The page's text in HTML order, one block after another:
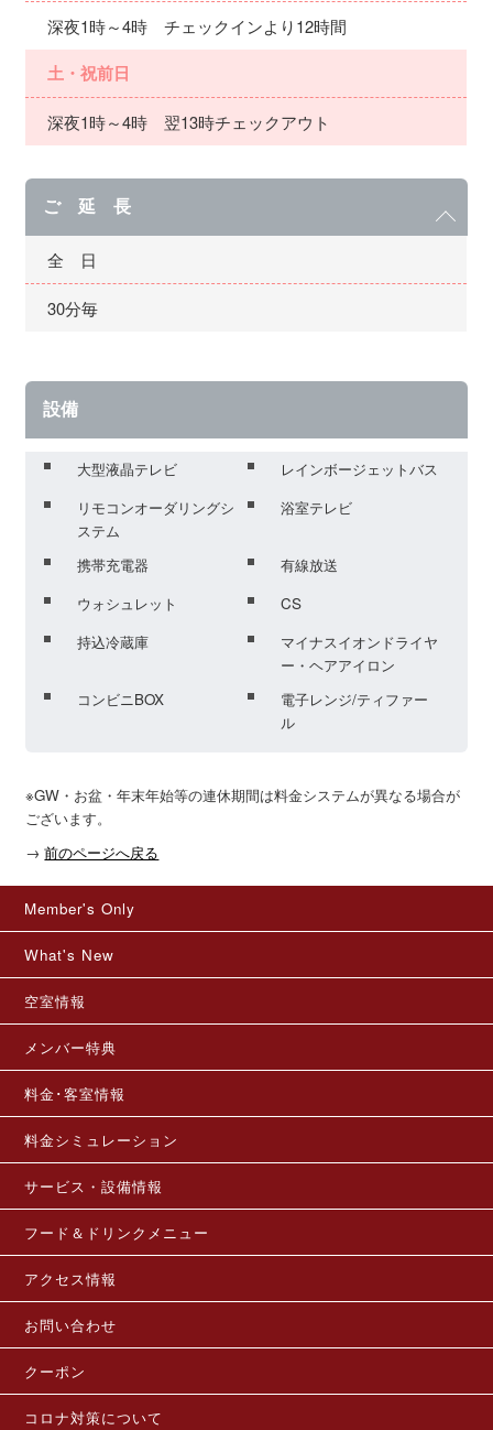
深夜1時～4時 チェックインより12時間
土・祝前日
深夜1時～4時 翌13時チェックアウト
ご 延 長
全 日
30分毎
設備
大型液晶テレビ
レインボージェットバス
リモコンオーダリングシ
ステム
浴室テレビ
携帯充電器
有線放送
ウォシュレット
CS
持込冷蔵庫
マイナスイオンドライヤ
ー・ヘアアイロン
コンビニBOX
電子レンジ/ティファー
ル
※GW・お盆・年末年始等の連休期間は料金システムが異なる場合が
ございます。
→ 前のページへ戻る
Member's Only
What's New
空室情報
メンバー特典
料金･客室情報
料金シミュレーション
サービス・設備情報
フード＆ドリンクメニュー
アクセス情報
お問い合わせ
クーポン
コロナ対策について